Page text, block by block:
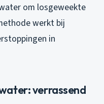
om losgeweekte
werkt bij
in
verrassend